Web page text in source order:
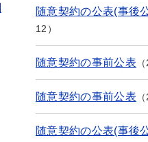
随意契約の公表(事後
12
随意契約の事前公表
随意契約の事前公表
随意契約の公表(事後